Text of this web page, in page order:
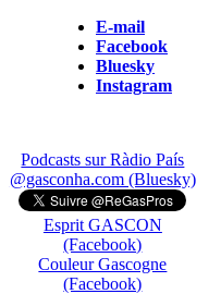
E-mail
Facebook
Bluesky
Instagram
Podcasts sur Ràdio País
@gasconha.com (Bluesky)
Esprit GASCON
(Facebook)
Couleur Gascogne
(Facebook)